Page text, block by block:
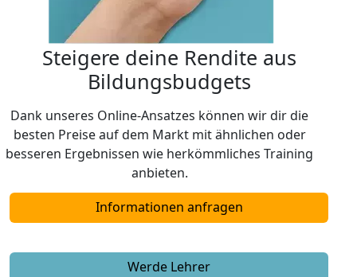
Steigere deine Rendite aus
Bildungsbudgets
Dank unseres Online-Ansatzes können wir dir die
besten Preise auf dem Markt mit ähnlichen oder
besseren Ergebnissen wie herkömmliches Training
anbieten.
Informationen anfragen
Werde Lehrer